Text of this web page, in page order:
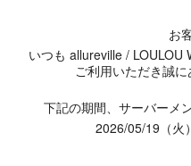
お
いつも allureville / LOULOU
ご利用いただき誠に
下記の期間、サーバーメ
2026/05/19（火